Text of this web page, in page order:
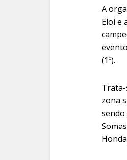
A
Eloi e
(1º).
Trata-
zona
sendo